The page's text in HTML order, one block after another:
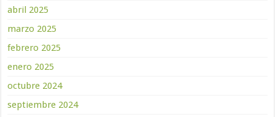
abril 2025
marzo 2025
febrero 2025
enero 2025
octubre 2024
septiembre 2024